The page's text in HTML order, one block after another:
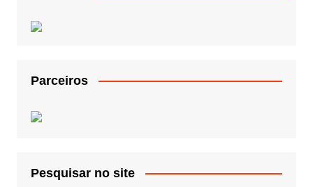
Parceiros
Pesquisar no site